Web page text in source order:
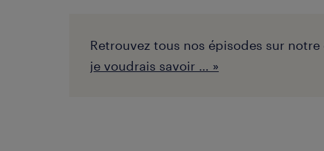
Retrouvez tous nos épisodes sur
je voudrais savoir … »